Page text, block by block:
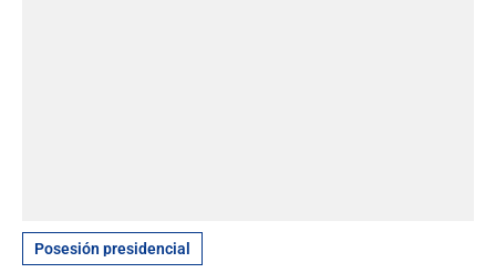
Posesión presidencial